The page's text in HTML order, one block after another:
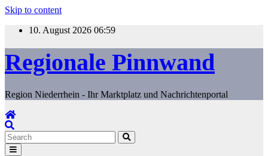
Skip to content
10. August 2026 06:59
Regionale Pinnwand
Region Niederrhein - Ihr Marktplatz und Nachrichtenportal